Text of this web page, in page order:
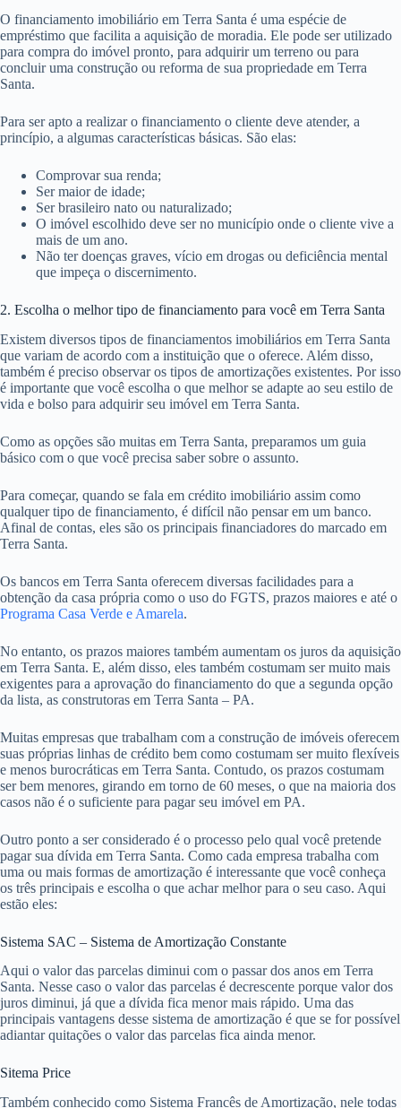
O financiamento imobiliário em Terra Santa é uma espécie de
empréstimo que facilita a aquisição de moradia. Ele pode ser utilizado
para compra do imóvel pronto, para adquirir um terreno ou para
concluir uma construção ou reforma de sua propriedade em Terra
Santa.
Para ser apto a realizar o financiamento o cliente deve atender, a
princípio, a algumas características básicas. São elas:
Comprovar sua renda;
Ser maior de idade;
Ser brasileiro nato ou naturalizado;
O imóvel escolhido deve ser no município onde o cliente vive a
mais de um ano.
Não ter doenças graves, vício em drogas ou deficiência mental
que impeça o discernimento.
2. Escolha o melhor tipo de financiamento para você em Terra Santa
Existem diversos tipos de financiamentos imobiliários em Terra Santa
que variam de acordo com a instituição que o oferece. Além disso,
também é preciso observar os tipos de amortizações existentes. Por isso
é importante que você escolha o que melhor se adapte ao seu estilo de
vida e bolso para adquirir seu imóvel em Terra Santa.
Como as opções são muitas em Terra Santa, preparamos um guia
básico com o que você precisa saber sobre o assunto.
Para começar, quando se fala em crédito imobiliário assim como
qualquer tipo de financiamento, é difícil não pensar em um banco.
Afinal de contas, eles são os principais financiadores do marcado em
Terra Santa.
Os bancos em Terra Santa oferecem diversas facilidades para a
obtenção da casa própria como o uso do FGTS, prazos maiores e até o
Programa Casa Verde e Amarela.
No entanto, os prazos maiores também aumentam os juros da aquisição
em Terra Santa. E, além disso, eles também costumam ser muito mais
exigentes para a aprovação do financiamento do que a segunda opção
da lista, as construtoras em Terra Santa – PA.
Muitas empresas que trabalham com a construção de imóveis oferecem
suas próprias linhas de crédito bem como costumam ser muito flexíveis
e menos burocráticas em Terra Santa. Contudo, os prazos costumam
ser bem menores, girando em torno de 60 meses, o que na maioria dos
casos não é o suficiente para pagar seu imóvel em PA.
Outro ponto a ser considerado é o processo pelo qual você pretende
pagar sua dívida em Terra Santa. Como cada empresa trabalha com
uma ou mais formas de amortização é interessante que você conheça
os três principais e escolha o que achar melhor para o seu caso. Aqui
estão eles:
Sistema SAC – Sistema de Amortização Constante
Aqui o valor das parcelas diminui com o passar dos anos em Terra
Santa. Nesse caso o valor das parcelas é decrescente porque valor dos
juros diminui, já que a dívida fica menor mais rápido. Uma das
principais vantagens desse sistema de amortização é que se for possível
adiantar quitações o valor das parcelas fica ainda menor.
Sitema Price
Também conhecido como Sistema Francês de Amortização, nele todas